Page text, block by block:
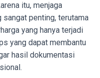
itu, menjaga
penting, terutama
yang hanya terjadi
yang dapat membantu
hasil dokumentasi